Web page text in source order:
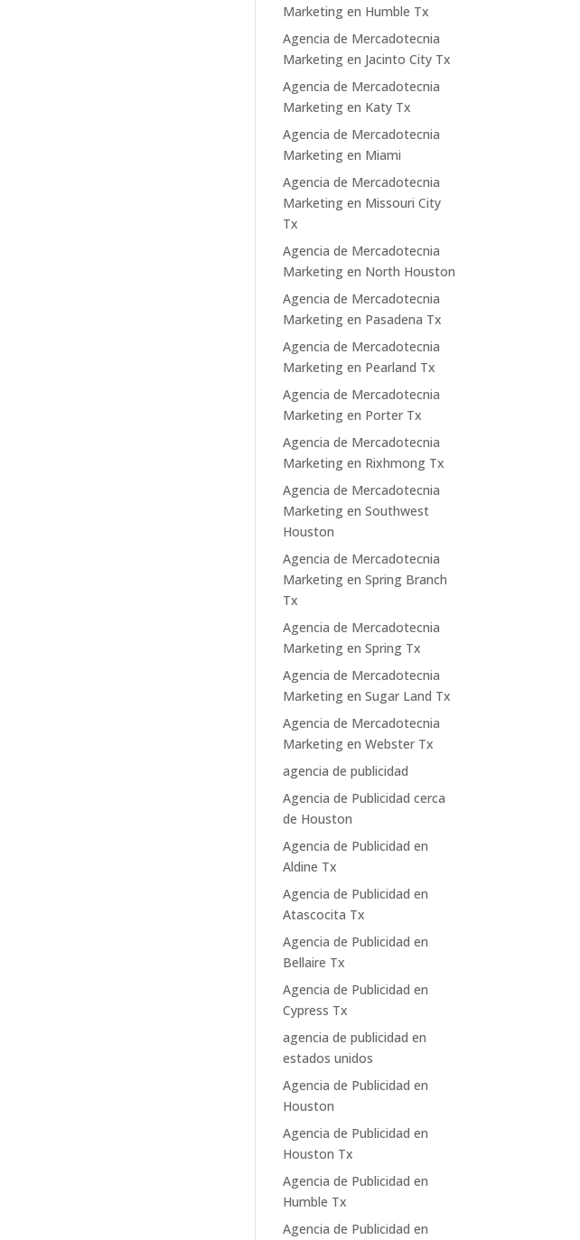
Marketing en Humble Tx
Agencia de Mercadotecnia
Marketing en Jacinto City Tx
Agencia de Mercadotecnia
Marketing en Katy Tx
Agencia de Mercadotecnia
Marketing en Miami
Agencia de Mercadotecnia
Marketing en Missouri City
Tx
Agencia de Mercadotecnia
Marketing en North Houston
Agencia de Mercadotecnia
Marketing en Pasadena Tx
Agencia de Mercadotecnia
Marketing en Pearland Tx
Agencia de Mercadotecnia
Marketing en Porter Tx
Agencia de Mercadotecnia
Marketing en Rixhmong Tx
Agencia de Mercadotecnia
Marketing en Southwest
Houston
Agencia de Mercadotecnia
Marketing en Spring Branch
Tx
Agencia de Mercadotecnia
Marketing en Spring Tx
Agencia de Mercadotecnia
Marketing en Sugar Land Tx
Agencia de Mercadotecnia
Marketing en Webster Tx
agencia de publicidad
Agencia de Publicidad cerca
de Houston
Agencia de Publicidad en
Aldine Tx
Agencia de Publicidad en
Atascocita Tx
Agencia de Publicidad en
Bellaire Tx
Agencia de Publicidad en
Cypress Tx
agencia de publicidad en
estados unidos
Agencia de Publicidad en
Houston
Agencia de Publicidad en
Houston Tx
Agencia de Publicidad en
Humble Tx
Agencia de Publicidad en